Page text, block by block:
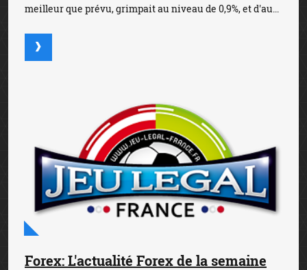
meilleur que prévu, grimpait au niveau de 0,9%, et d'au...
Forex: L'actualité Forex de la semaine